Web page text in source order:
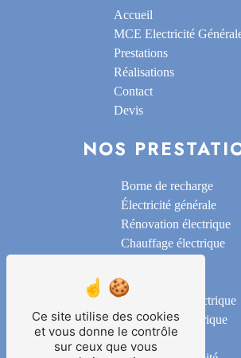
Accueil
MCE Electricité
Prestations
Réalisations
Contact
Devis
NOS
Borne de recharge
Électricité générale
Rénovation électrique
Chauffage électrique
Domotique
Motorisation électrique
Installation électrique
Éclairage
Ce site utilise des cookies
et vous donne le contrôle
sur ceux que vous